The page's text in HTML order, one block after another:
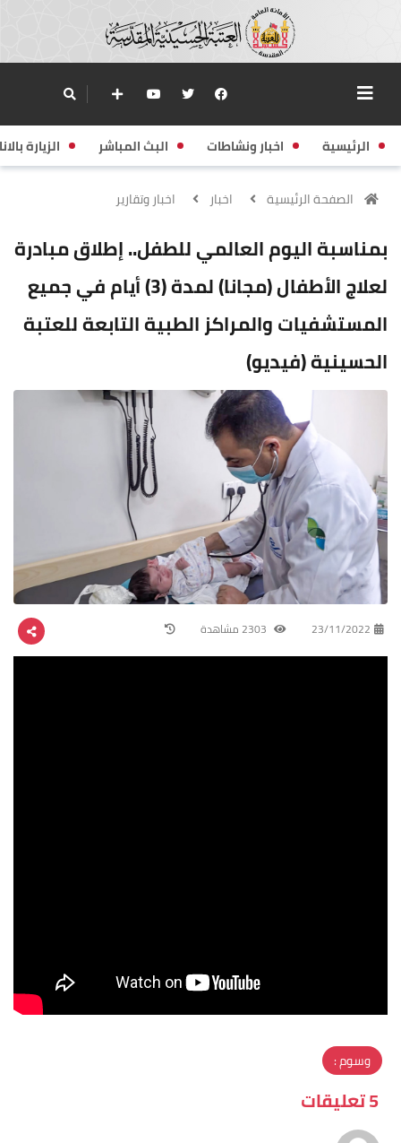
الرئيسية اخبار ونشاطات البث المباشر الزيارة
الصفحة الرئيسية اخبار اخبار وتقارير
بمناسبة اليوم العالمي للطفل.. إطلاق مبادرة
لعلاج الأطفال (مجانا) لمدة (3) أيام في جميع
المستشفيات والمراكز الطبية التابعة للعتبة
الحسينية (فيديو)
23/11/2022
وسوم :
5 تعليقات